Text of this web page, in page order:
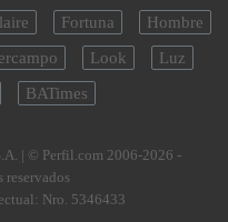
Fortuna
Hombre
Look
Luz
BATimes
| © Perfil.com 2006-2026 -
reservados
Nro. 5346433